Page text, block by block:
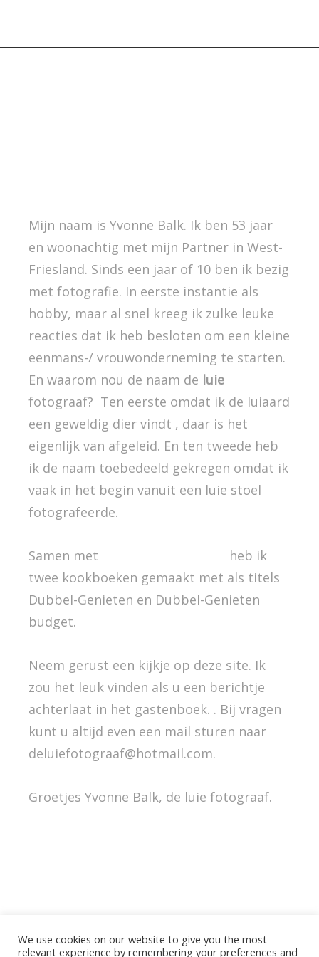
Mijn naam is Yvonne Balk. Ik ben 53 jaar
en woonachtig met mijn Partner in West-
Friesland. Sinds een jaar of 10 ben ik bezig
met fotografie. In eerste instantie als
hobby, maar al snel kreeg ik zulke leuke
reacties dat ik heb besloten om een kleine
eenmans-/ vrouwonderneming te starten.
En waarom nou de naam de luie
fotograaf? Ten eerste omdat ik de luiaard
een geweldig dier vindt , daar is het
eigenlijk van afgeleid. En ten tweede heb
ik de naam toebedeeld gekregen omdat ik
vaak in het begin vanuit een luie stoel
fotografeerde.
Samen met
heb ik
twee kookboeken gemaakt met als titels
Dubbel-Genieten en Dubbel-Genieten
budget.
Neem gerust een kijkje op deze site. Ik
zou het leuk vinden als u een berichtje
achterlaat in het gastenboek. . Bij vragen
kunt u altijd even een mail sturen naar
deluiefotograaf@hotmail.com.
Groetjes Yvonne Balk, de luie fotograaf.
We use cookies on our website to give you the most
relevant experience by remembering your preferences and